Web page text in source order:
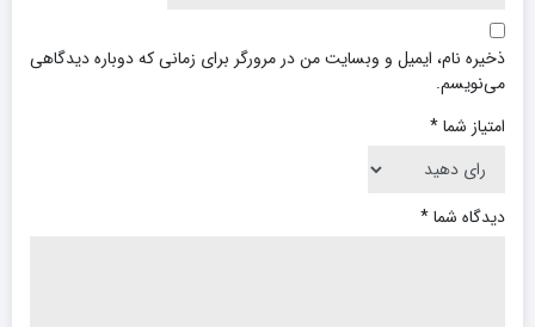
ذخیره نام، ایمیل و وبسایت من در مرورگر برای زمانی که دوباره دیدگاهی
می‌نویسم.
امتیاز شما*
دیدگاه شما*